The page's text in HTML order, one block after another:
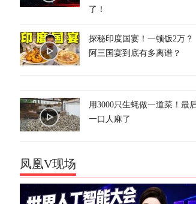
了！
探秘印度国宴！一顿饭2万？
阿三国宴到底有多离谱？
用3000只生蚝做一道菜！最
一口人麻了
凤凰V现场